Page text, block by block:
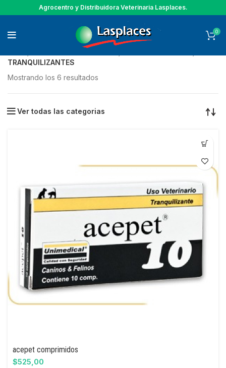
Agrocentro y Distribuidora Veterinaria Lasplaces.
0
TRANQUILIZANTES
Mostrando los 6 resultados
Ver todas las categorias
acepet comprimidos
$525,00